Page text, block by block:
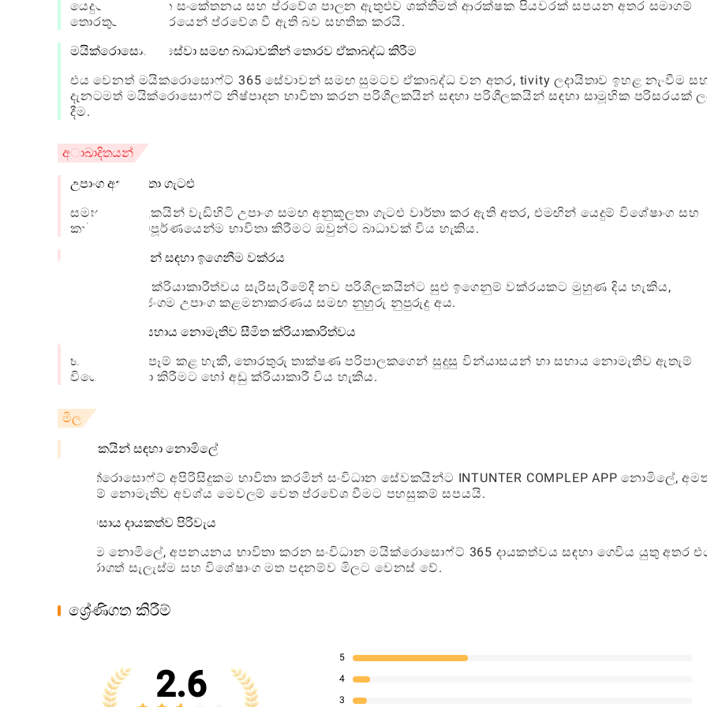
යෙදුම මඟින් දත්ත සංකේතනය සහ ප්රවේශ පාලන ඇතුළුව ශක්තිමත් ආරක්ෂක පියවරක් සපයන අතර සමාගම්
තොරතුරු අනවසරයෙන් ප්රවේශ වී ඇති බව සහතික කරයි.
මයික්රොසොෆ්ට් සේවා සමඟ බාධාවකින් තොරව ඒකාබද්ධ කිරීම
එය වෙනත් මයික්රොසොෆ්ට් 365 සේවාවන් සමඟ සුමටව ඒකාබද්ධ වන අතර, tivity ලදායිතාව ඉහළ නැංවීම
දැනටමත් මයික්රොසොෆ්ට් නිෂ්පාදන භාවිතා කරන පරිශීලකයින් සඳහා පරිශීලකයින් සඳහා සාමූහික පරිසරයක්
දීම.
අාඛාදිතයන්
උපාංග අනුකූලතා ගැටළු
සමහර පරිශීලකයින් වැඩිහිටි උපාංග සමඟ අනුකූලතා ගැටළු වාර්තා කර ඇති අතර, එමඟින් යෙදුම් විශේෂාංග සහ
කාර්යයන් සම්පූර්ණයෙන්ම භාවිතා කිරීමට ඔවුන්ට බාධාවක් විය හැකිය.
නව පරිශීලකයින් සඳහා ඉගෙනීම වක්රය
යෙදුමේ විවිධ ක්රියාකාරීත්වය සැරිසැරීමේදී නව පරිශීලකයින්ට සුළු ඉගෙනුම් වක්රයකට මුහුණ දිය හැකිය,
විශේෂයෙන් ජංගම උපාංග කළමනාකරණය සමඟ නුහුරු නුපුරුදු අය.
එය පරිපාලක සහාය නොමැතිව සීමිත ක්රියාකාරිත්වය
භාවිතයට බලපෑම් කළ හැකි, තොරතුරු තාක්ෂණ පරිපාලකගෙන් සුදුසු වින්යාසයන් හා සහාය නොමැතිව ඇතැම්
විශේෂාංග සීමා කිරීමට හෝ අඩු ක්රියාකාරී විය හැකිය.
මිල
සේවකයින් සඳහා නොමිලේ
මයික්රොසොෆ්ට් අපිරිසිදුකම භාවිතා කරමින් සංවිධාන සේවකයින්ට INTUNTER COMPLEP APP නොමිලේ,
වියදම් නොමැතිව අවශ්ය මෙවලම් වෙත ප්රවේශ වීමට පහසුකම් සපයයි.
ව්යවසාය දායකත්ව පිරිවැය
යෙදුම නොමිලේ, අපනයනය භාවිතා කරන සංවිධාන මයික්රොසොෆ්ට් 365 දායකත්වය සඳහා ගෙවිය යුතු අතර
තෝරාගත් සැලැස්ම සහ විශේෂාංග මත පදනම්ව මිලට වෙනස් වේ.
ශ්‍රේණිගත කිරීම්
2.6
5
4
3